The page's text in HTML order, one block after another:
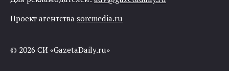
Проект агентства sorcmedia.ru
© 2026 СИ «GazetaDaily.ru»